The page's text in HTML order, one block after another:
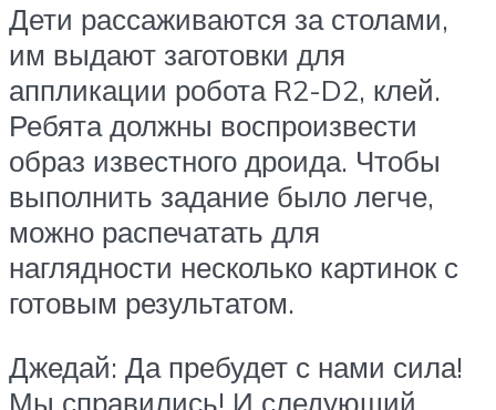
Дети рассаживаются за столами,
им выдают заготовки для
аппликации робота R2-D2, клей.
Ребята должны воспроизвести
образ известного дроида. Чтобы
выполнить задание было легче,
можно распечатать для
наглядности несколько картинок с
готовым результатом.
Джедай: Да пребудет с нами сила!
Мы справились! И следующий